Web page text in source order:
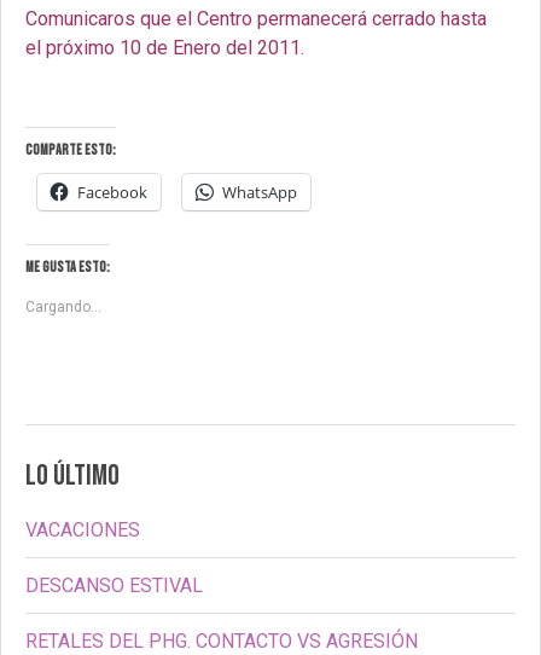
Comunicaros que el Centro permanecerá cerrado hasta
el próximo 10 de Enero del 2011.
Comparte esto:
Facebook WhatsApp
Me gusta esto:
Cargando...
LO ÚLTIMO
VACACIONES
DESCANSO ESTIVAL
RETALES DEL PHG. CONTACTO VS AGRESIÓN